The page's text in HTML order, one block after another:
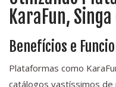
KaraFun,
Benefícios e
Plataformas como
catálogos vastíssimos de